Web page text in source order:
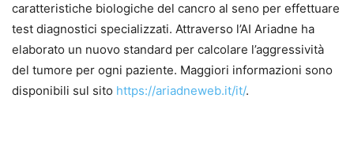
caratteristiche biologiche del cancro al seno per effettuare
test diagnostici specializzati. Attraverso l’AI Ariadne ha
elaborato un nuovo standard per calcolare l’aggressività
del tumore per ogni paziente. Maggiori informazioni sono
disponibili sul sito https://ariadneweb.it/it/.